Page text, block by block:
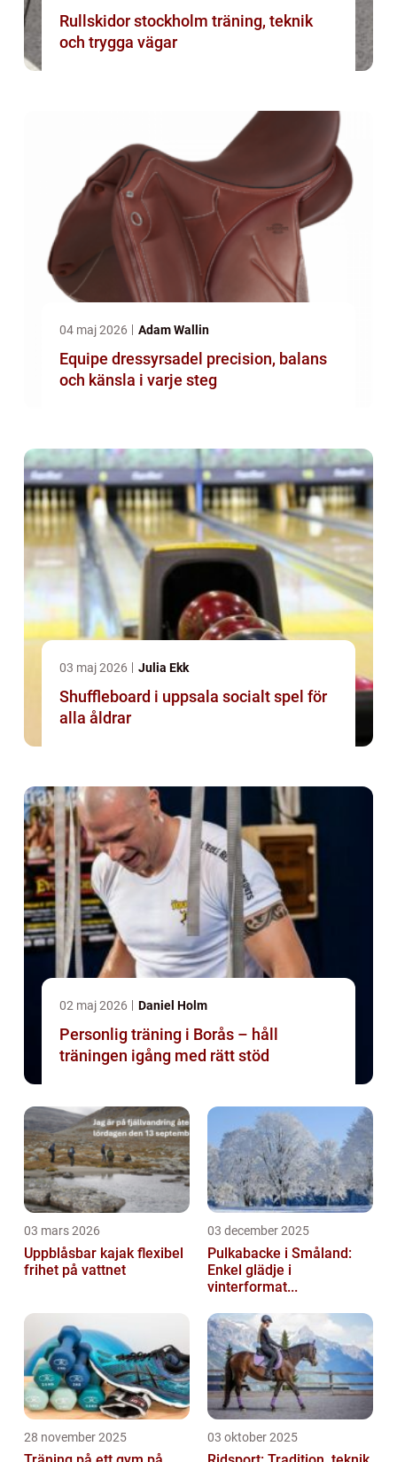
Rullskidor stockholm träning, teknik
och trygga vägar
04 maj 2026 Adam Wallin
Equipe dressyrsadel precision, balans
och känsla i varje steg
03 maj 2026 Julia Ekk
Shuffleboard i uppsala socialt spel för
alla åldrar
02 maj 2026 Daniel Holm
Personlig träning i Borås – håll
träningen igång med rätt stöd
03 mars 2026
Uppblåsbar kajak flexibel
frihet på vattnet
03 december 2025
Pulkabacke i Småland:
Enkel glädje i
vinterformat...
28 november 2025 03 oktober 2025